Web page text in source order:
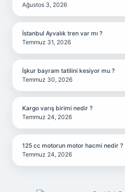
Ağustos 3, 2026
İstanbul Ayvalık tren var mı ?
Temmuz 31, 2026
İşkur bayram tatilini kesiyor mu ?
Temmuz 30, 2026
Kargo varış birimi nedir ?
Temmuz 24, 2026
125 cc motorun motor hacmi nedir ?
Temmuz 24, 2026